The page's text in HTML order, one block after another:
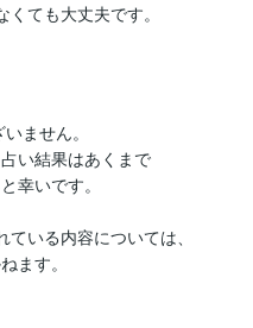
ても大丈夫です。
ません。
い結果はあくまで
幸いです。
いる内容については、
ます。